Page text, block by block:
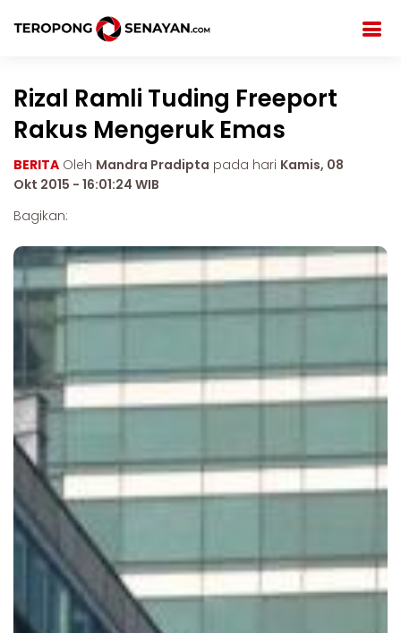
Rizal Ramli Tuding Freeport
Rakus Mengeruk Emas
BERITA Oleh Mandra Pradipta pada hari Kamis, 08
Okt 2015 - 16:01:24 WIB
Bagikan: